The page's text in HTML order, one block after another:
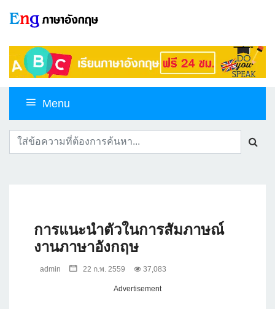
Menu
การแนะนำตัวในการสัมภาษณ์
งานภาษาอังกฤษ
admin 22 ก.พ. 2559 37,083
Advertisement